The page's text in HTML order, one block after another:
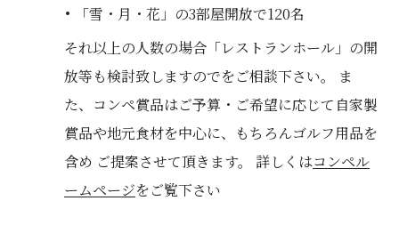
「雪・月・花」の3部屋開放で120名
それ以上の人数の場合「レストランホール」の開
放等も検討致しますのでをご相談下さい。 ま
た、コンペ賞品はご予算・ご希望に応じて自家製
賞品や地元食材を中心に、もちろんゴルフ用品を
含め ご提案させて頂きます。 詳しくはコンペル
ームページをご覧下さい